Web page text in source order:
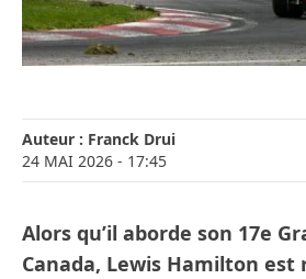
Auteur : Franck Drui
24 MAI 2026 - 17:45
Alors qu’il aborde son 17e
Canada, Lewis Hamilton est